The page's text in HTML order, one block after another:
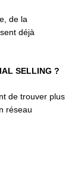
de la
déjà
SELLING ?
de trouver plus
réseau